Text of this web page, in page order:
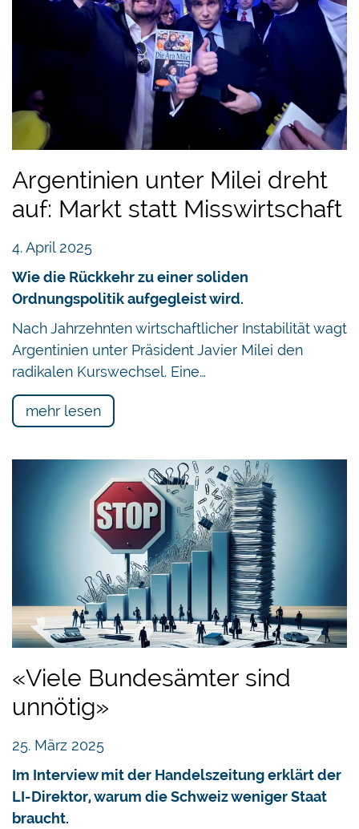
Argentinien unter Milei dreht
auf: Markt statt Misswirtschaft
4. April 2025
Wie die Rückkehr zu einer soliden
Ordnungspolitik aufgegleist wird.
Nach Jahrzehnten wirtschaftlicher Instabilität wagt
Argentinien unter Präsident Javier Milei den
radikalen Kurswechsel. Eine…
mehr lesen
«Viele Bundesämter sind
unnötig»
25. März 2025
Im Interview mit der Handelszeitung erklärt der
LI-Direktor, warum die Schweiz weniger Staat
braucht.